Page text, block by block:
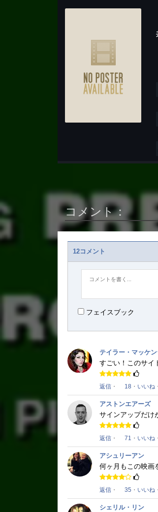
コメント：
12コメント
フェイスブック
テイラー・マッケ
すごい！ このサイ
返信 ・ 18 ・ いいね
アストンエアーズ
サインアップだけ
返信 ・ 71 ・ いいね
アシュリーアン
何ヶ月もこの映画
返信 ・ 35 ・ いいね
シェリル・リン